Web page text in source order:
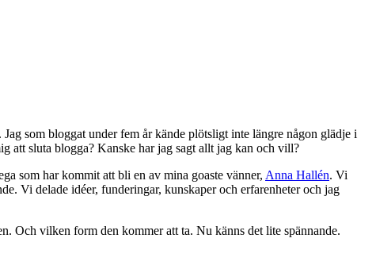
som bloggat under fem år kände plötsligt inte längre någon glädje i
att sluta blogga? Kanske har jag sagt allt jag kan och vill?
som har kommit att bli en av mina goaste vänner, Anna Hallén. Vi
Vi delade idéer, funderingar, kunskaper och erfarenheter och jag
Och vilken form den kommer att ta. Nu känns det lite spännande.